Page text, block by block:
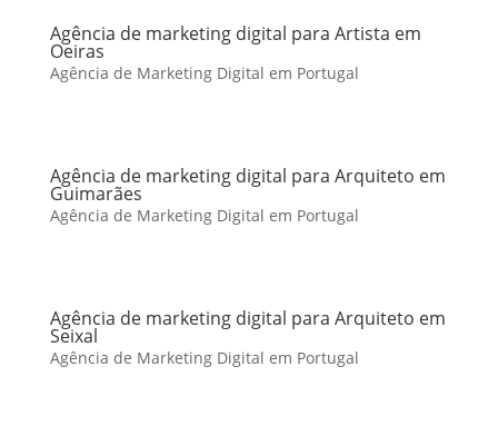
Agência de marketing digital para Artista em
Oeiras
Agência de Marketing Digital em Portugal
Agência de marketing digital para Arquiteto em
Guimarães
Agência de Marketing Digital em Portugal
Agência de marketing digital para Arquiteto em
Seixal
Agência de Marketing Digital em Portugal